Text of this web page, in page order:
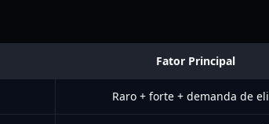
Fator Principal
Raro + forte + demanda de